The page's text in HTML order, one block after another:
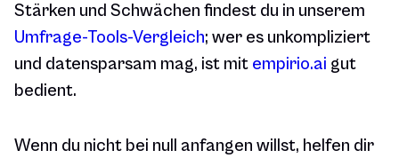
Stärken und Schwächen findest du in unserem
Umfrage-Tools-Vergleich; wer es unkompliziert
und datensparsam mag, ist mit empirio.ai gut
bedient.
Wenn du nicht bei null anfangen willst, helfen dir